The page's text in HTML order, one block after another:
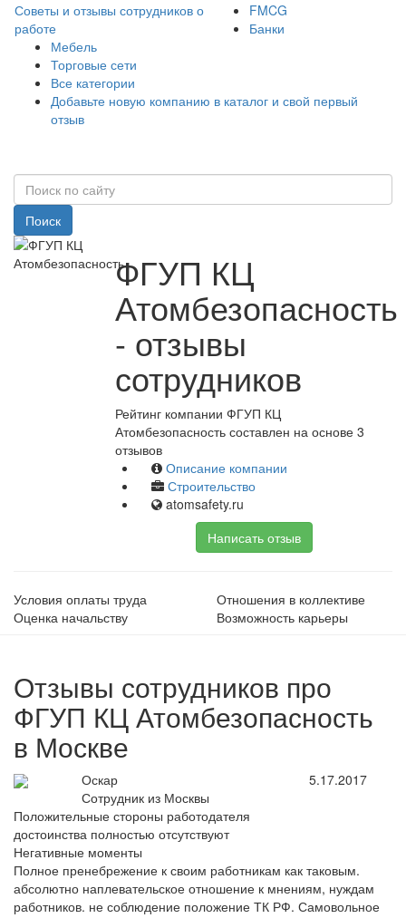
Советы и отзывы сотрудников о
работе
FMCG
Банки
Мебель
Торговые сети
Все категории
Добавьте новую компанию в каталог и свой первый
отзыв
Поиск
ФГУП КЦ
Атомбезопасность
- отзывы
сотрудников
Рейтинг компании ФГУП КЦ
Атомбезопасность составлен на основе 3
отзывов
Описание компании
Строительство
atomsafety.ru
Написать отзыв
Условия оплаты труда
Отношения в коллективе
Оценка начальству
Возможность карьеры
Отзывы сотрудников про
ФГУП КЦ Атомбезопасность
в Москве
Оскар
Сотрудник из Москвы
5.17.2017
Положительные стороны работодателя
достоинства полностью отсутствуют
Негативные моменты
Полное пренебрежение к своим работникам как таковым.
абсолютно наплевательское отношение к мнениям, нуждам
работников. не соблюдение положение ТК РФ. Самовольное